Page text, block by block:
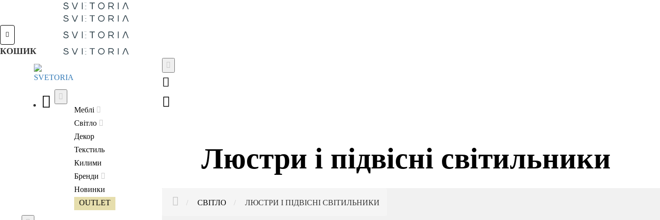
КОШИК
Меблі
Світло
Декор
Текстиль
Килими
Бренди
Новинки
OUTLET
Люстри і підвісні світильники
HOMEСВІТЛО ЛЮСТРИ І ПІДВІСНІ СВІТИЛЬНИКИ